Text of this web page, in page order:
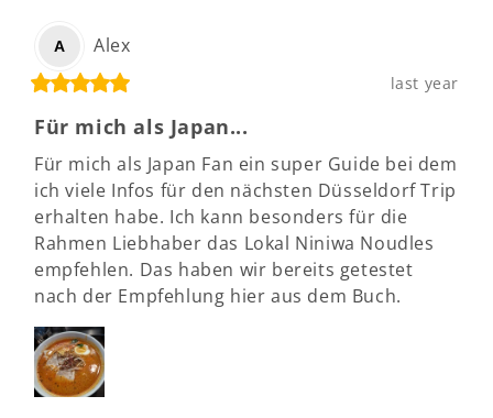
A Alex
last year
Für mich als Japan...
Für mich als Japan Fan ein super Guide bei dem
ich viele Infos für den nächsten Düsseldorf Trip
erhalten habe. Ich kann besonders für die
Rahmen Liebhaber das Lokal Niniwa Noudles
empfehlen. Das haben wir bereits getestet
nach der Empfehlung hier aus dem Buch.